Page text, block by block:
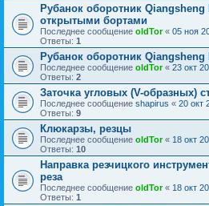
Рубанок оборотник
открытыми бортами
Последнее сообщение oldTor« 05 ноя
Ответы: 1
Рубанок оборотник
Последнее сообщение oldTor« 23 окт
Ответы: 2
Заточка угловых (V-образных)
Последнее сообщение shapirus « 20 окт
Ответы: 9
Клюкарзы, резцы
Последнее сообщение oldTor« 18 окт
Ответы: 10
Направка резчицкого
реза
Последнее сообщение oldTor« 18 окт
Ответы: 1